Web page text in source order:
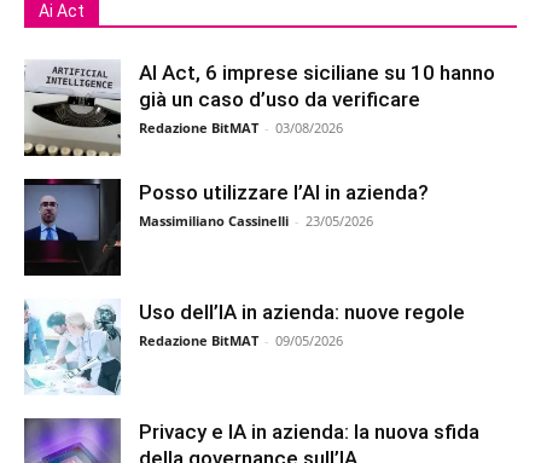
Ai Act
AI Act, 6 imprese siciliane su 10 hanno
già un caso d’uso da verificare
Redazione BitMAT - 03/08/2026
Posso utilizzare l’AI in azienda?
Massimiliano Cassinelli - 23/05/2026
Uso dell’IA in azienda: nuove regole
Redazione BitMAT - 09/05/2026
Privacy e IA in azienda: la nuova sfida
della governance sull’IA